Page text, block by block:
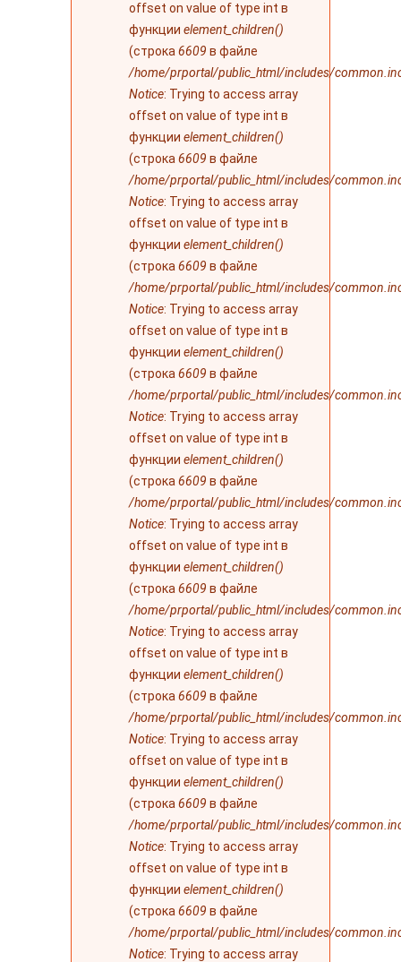
offset on value of type int в
функции element_children()
(строка 6609 в файле
/home/prportal/public_html/includes/
Notice: Trying to access array
offset on value of type int в
функции element_children()
(строка 6609 в файле
/home/prportal/public_html/includes/
Notice: Trying to access array
offset on value of type int в
функции element_children()
(строка 6609 в файле
/home/prportal/public_html/includes/
Notice: Trying to access array
offset on value of type int в
функции element_children()
(строка 6609 в файле
/home/prportal/public_html/includes/
Notice: Trying to access array
offset on value of type int в
функции element_children()
(строка 6609 в файле
/home/prportal/public_html/includes/
Notice: Trying to access array
offset on value of type int в
функции element_children()
(строка 6609 в файле
/home/prportal/public_html/includes/
Notice: Trying to access array
offset on value of type int в
функции element_children()
(строка 6609 в файле
/home/prportal/public_html/includes/
Notice: Trying to access array
offset on value of type int в
функции element_children()
(строка 6609 в файле
/home/prportal/public_html/includes/
Notice: Trying to access array
offset on value of type int в
функции element_children()
(строка 6609 в файле
/home/prportal/public_html/includes/
Notice: Trying to access array